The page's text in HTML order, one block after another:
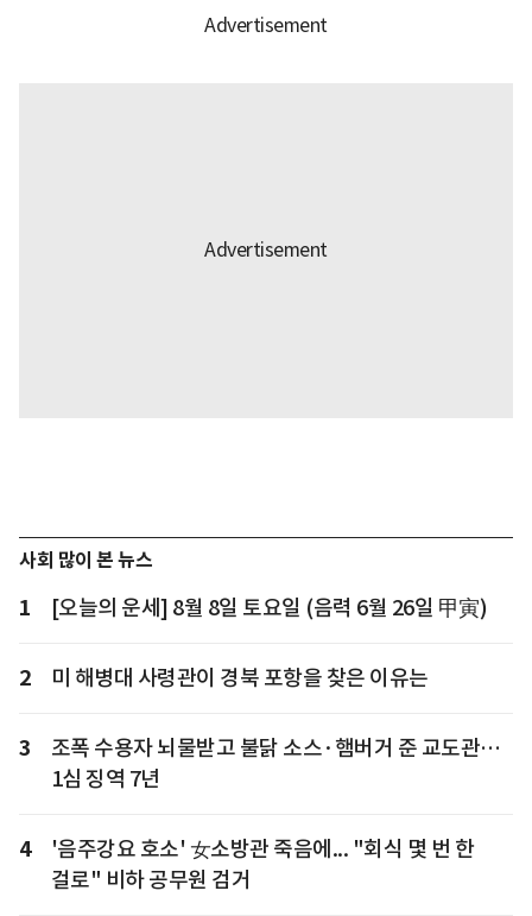
사회 많이 본 뉴스
1 [오늘의 운세] 8월 8일 토요일 (음력 6월 26일 甲寅)
2 미 해병대 사령관이 경북 포항을 찾은 이유는
3
조폭 수용자 뇌물받고 불닭 소스·햄버거 준 교도관…
1심 징역 7년
4
'음주강요 호소' 女소방관 죽음에... "회식 몇 번 한
걸로" 비하 공무원 검거